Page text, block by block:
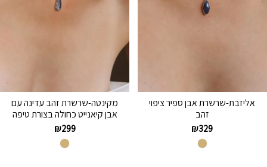
אליזבת-שרשרת אבן ספיר ציפוי
זהב
₪329
מקינטה-שרשרת זהב עדינה עם
אבן קיאנייט כחולה בצורת טיפה
₪299